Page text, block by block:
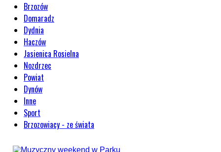
Brzozów
Domaradz
Dydnia
Haczów
Jasienica Rosielna
Nozdrzec
Powiat
Dynów
Inne
Sport
Brzozowiacy - ze świata